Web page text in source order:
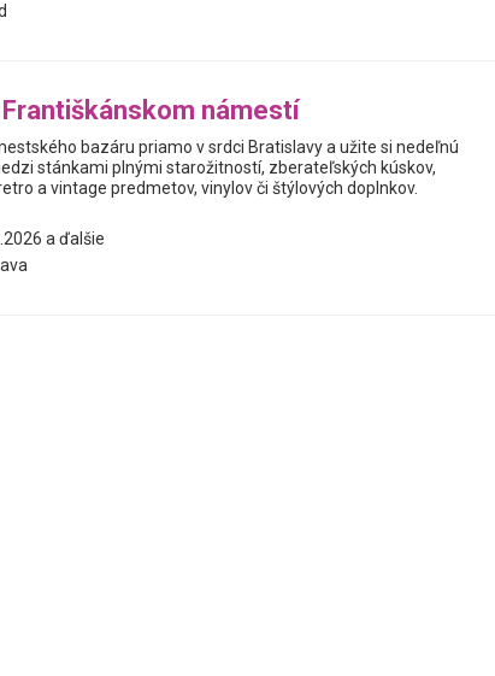
Františkánskom námestí
bazáru priamo v srdci Bratislavy a užite si nedeľnú
stánkami plnými starožitností, zberateľských kúskov,
a vintage predmetov, vinylov či štýlových doplnkov.
a ďalšie